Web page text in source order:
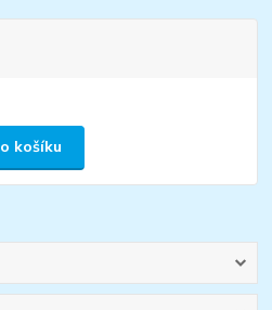
košíku